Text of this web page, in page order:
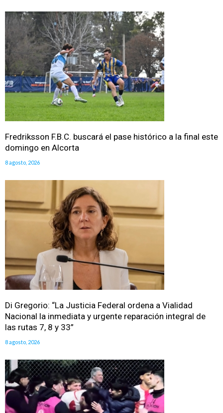
Fredriksson F.B.C. buscará el pase histórico a la final este
domingo en Alcorta
8 agosto, 2026
Di Gregorio: “La Justicia Federal ordena a Vialidad
Nacional la inmediata y urgente reparación integral de
las rutas 7, 8 y 33”
8 agosto, 2026